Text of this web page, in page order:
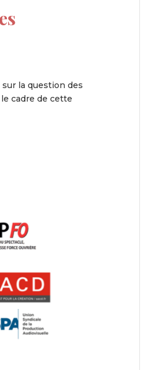
sur la question des
cadre de cette